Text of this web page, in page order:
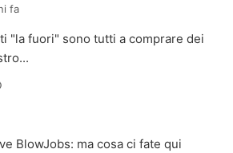
fa
"la fuori" sono tutti a comprare dei
BlowJobs: ma cosa ci fate qui